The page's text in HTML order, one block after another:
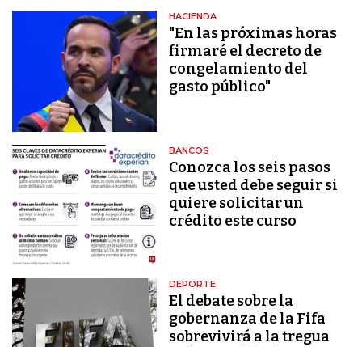
HACIENDA
"En las próximas horas
firmaré el decreto de
congelamiento del
gasto público"
BANCOS
Conozca los seis pasos
que usted debe seguir si
quiere solicitar un
crédito este curso
DEPORTE
El debate sobre la
gobernanza de la Fifa
sobrevivirá a la tregua